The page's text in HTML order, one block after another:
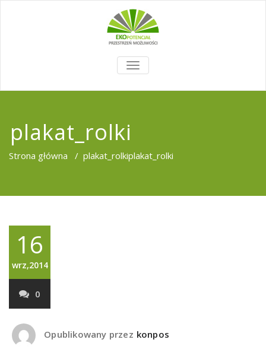
TOGGLE
NAVIGATION
plakat_rolki
Strona główna / plakat_rolkiplakat_rolki
16
wrz,2014
0
Opublikowany przez konpos